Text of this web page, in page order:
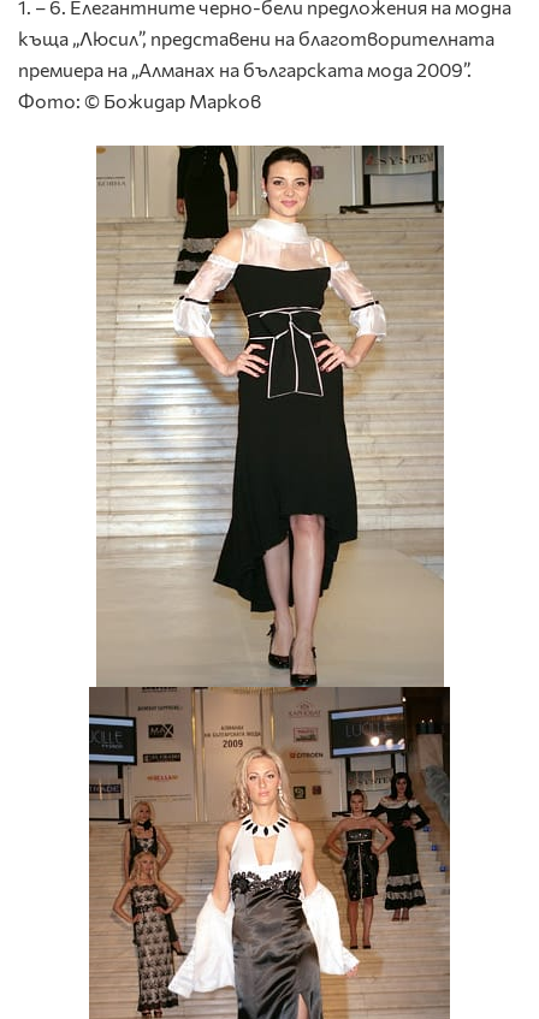
1. – 6. Елегантните черно-бели предложения на модна
къща „Люсил”, представени на благотворителната
премиера на „Алманах на българската мода 2009”.
Фото: © Божидар Марков